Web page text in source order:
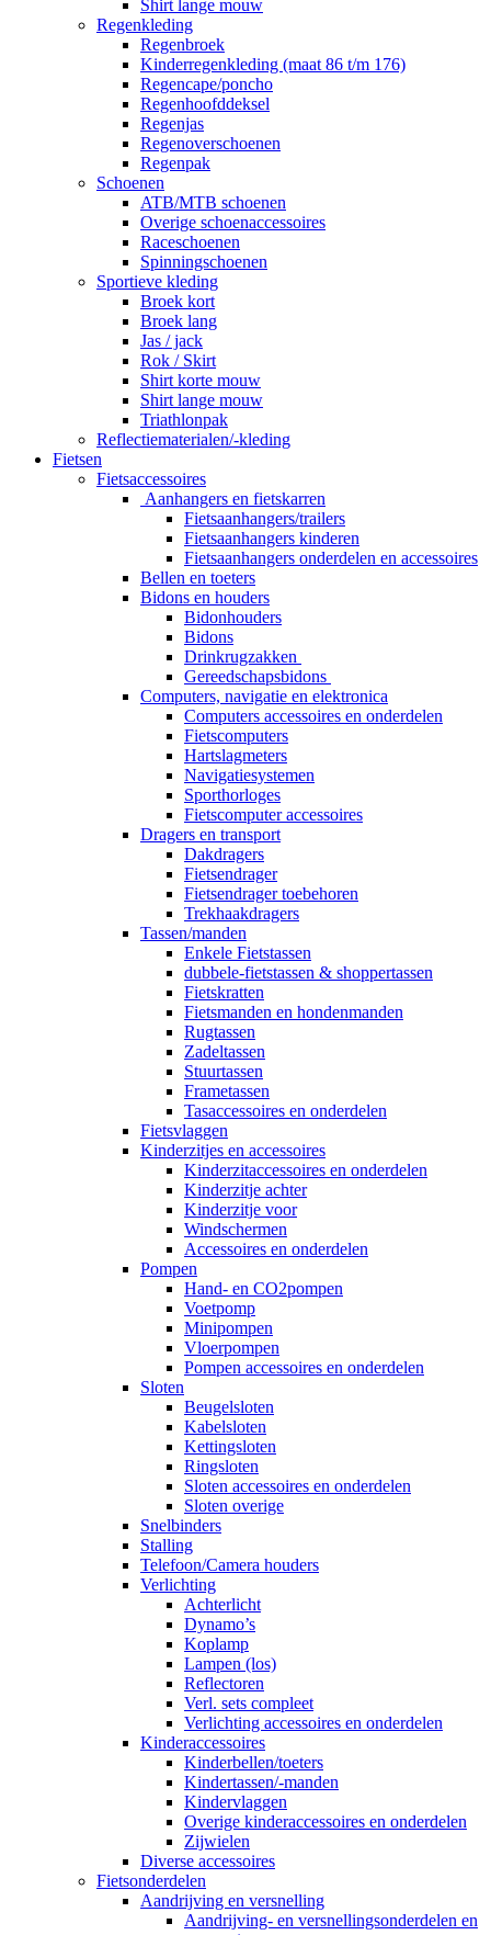
Shirt lange mouw
Regenkleding
Regenbroek
Kinderregenkleding (maat 86 t/m 176)
Regencape/poncho
Regenhoofddeksel
Regenjas
Regenoverschoenen
Regenpak
Schoenen
ATB/MTB schoenen
Overige schoenaccessoires
Raceschoenen
Spinningschoenen
Sportieve kleding
Broek kort
Broek lang
Jas / jack
Rok / Skirt
Shirt korte mouw
Shirt lange mouw
Triathlonpak
Reflectiematerialen/-kleding
Fietsen
Fietsaccessoires
Aanhangers en fietskarren
Fietsaanhangers/trailers
Fietsaanhangers kinderen
Fietsaanhangers onderdelen en accessoires
Bellen en toeters
Bidons en houders
Bidonhouders
Bidons
Drinkrugzakken
Gereedschapsbidons
Computers, navigatie en elektronica
Computers accessoires en onderdelen
Fietscomputers
Hartslagmeters
Navigatiesystemen
Sporthorloges
Fietscomputer accessoires
Dragers en transport
Dakdragers
Fietsendrager
Fietsendrager toebehoren
Trekhaakdragers
Tassen/manden
Enkele Fietstassen
dubbele-fietstassen & shoppertassen
Fietskratten
Fietsmanden en hondenmanden
Rugtassen
Zadeltassen
Stuurtassen
Frametassen
Tasaccessoires en onderdelen
Fietsvlaggen
Kinderzitjes en accessoires
Kinderzitaccessoires en onderdelen
Kinderzitje achter
Kinderzitje voor
Windschermen
Accessoires en onderdelen
Pompen
Hand- en CO2pompen
Voetpomp
Minipompen
Vloerpompen
Pompen accessoires en onderdelen
Sloten
Beugelsloten
Kabelsloten
Kettingsloten
Ringsloten
Sloten accessoires en onderdelen
Sloten overige
Snelbinders
Stalling
Telefoon/Camera houders
Verlichting
Achterlicht
Dynamo’s
Koplamp
Lampen (los)
Reflectoren
Verl. sets compleet
Verlichting accessoires en onderdelen
Kinderaccessoires
Kinderbellen/toeters
Kindertassen/-manden
Kindervlaggen
Overige kinderaccessoires en onderdelen
Zijwielen
Diverse accessoires
Fietsonderdelen
Aandrijving en versnelling
Aandrijving- en versnellingsonderdelen en